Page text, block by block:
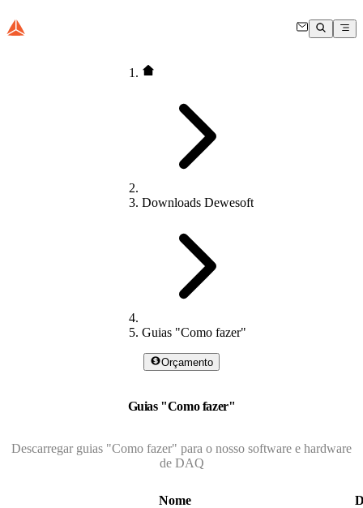
Downloads Dewesoft
Guias "Como fazer"
Orçamento
Guias "Como fazer"
Descarregar guias "Como fazer" para o nosso software e hardware
de DAQ
Nome